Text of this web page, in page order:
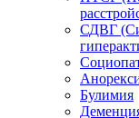
СДВГ
Булимия